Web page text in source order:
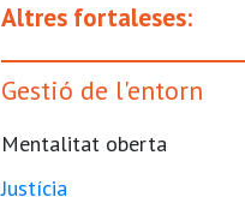
Altres fortaleses:
Gestió de l'entorn
Mentalitat oberta
Justícia